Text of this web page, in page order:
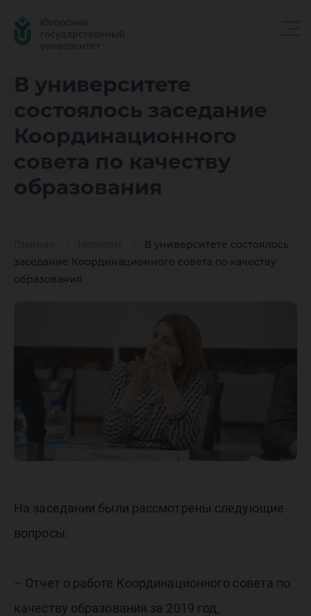
В университете
состоялось заседание
Координационного
совета по качеству
образования
В университете состоялось
заседание Координационного совета по качеству
образования
В
совета
На заседании были рассмотрены следующие
вопросы:
– Отчет о работе Координационного совета по
качеству образования за 2019 год;